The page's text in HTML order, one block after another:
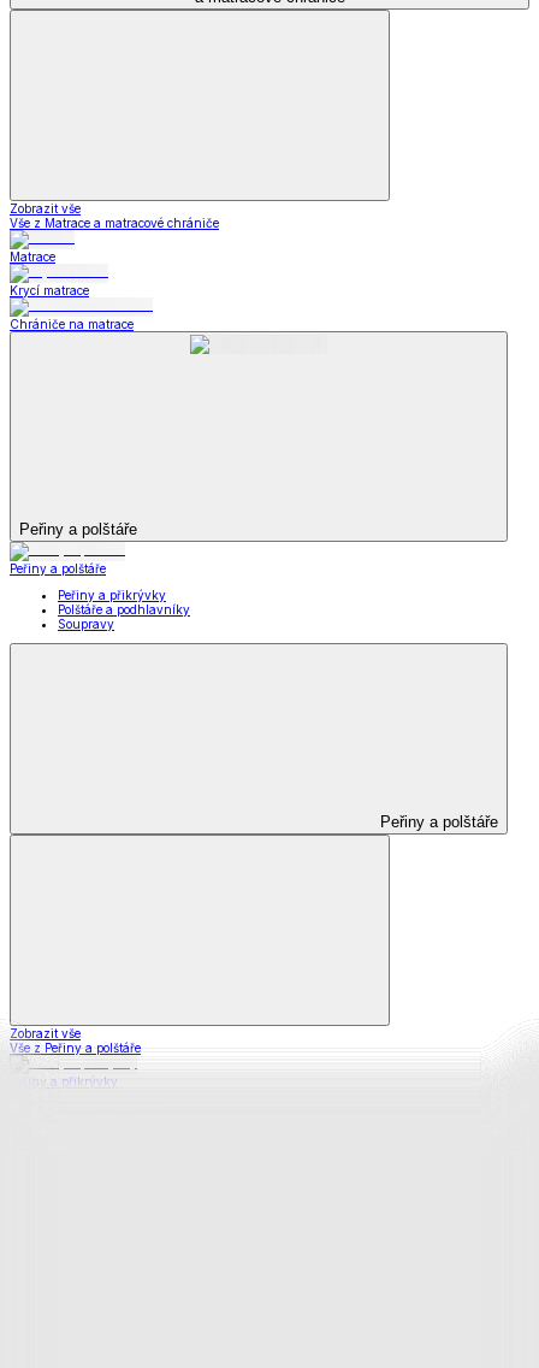
Zobrazit vše
Vše z Matrace a matracové chrániče
Matrace
Krycí matrace
Chrániče na matrace
Peřiny a polštáře
Peřiny a polštáře
Peřiny a přikrývky
Polštáře a podhlavníky
Soupravy
Peřiny a polštáře
Zobrazit vše
Vše z Peřiny a polštáře
Peřiny a přikrývky